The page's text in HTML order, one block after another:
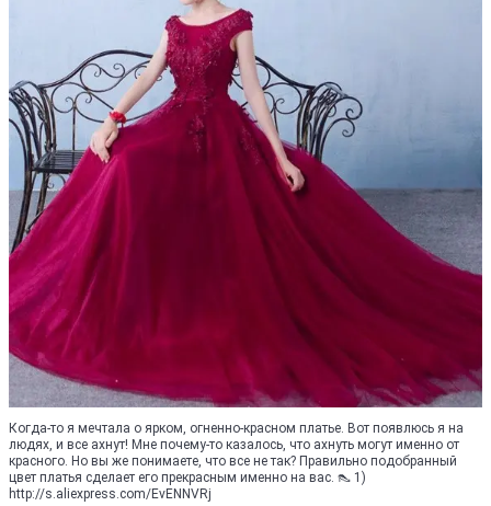
Когда-то я мечтала о ярком, огненно-красном платье. Вот появлюсь я на
людях, и все ахнут! Мне почему-то казалось, что ахнуть могут именно от
красного. Но вы же понимаете, что все не так? Правильно подобранный
цвет платья сделает его прекрасным именно на вас. 👠 1)
http://s.aliexpress.com/EvENNVRj